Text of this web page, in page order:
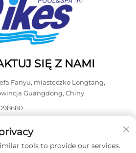
SIĘ Z NAMI
Fanyu, miasteczko Longtang,
Guangdong, Chiny
tools to provide our services.